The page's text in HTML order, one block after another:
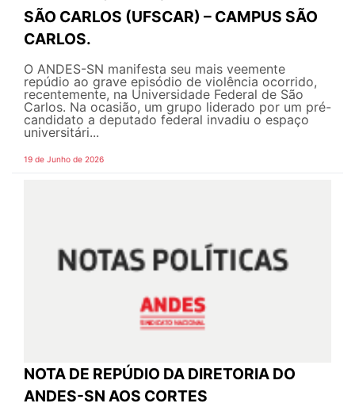
SÃO CARLOS (UFSCAR) – CAMPUS SÃO
CARLOS.
O ANDES-SN manifesta seu mais veemente
repúdio ao grave episódio de violência ocorrido,
recentemente, na Universidade Federal de São
Carlos. Na ocasião, um grupo liderado por um pré-
candidato a deputado federal invadiu o espaço
universitári...
19 de Junho de 2026
NOTA DE REPÚDIO DA DIRETORIA DO
ANDES-SN AOS CORTES